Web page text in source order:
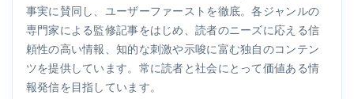
事実に賛同し、ユーザーファーストを徹底。各ジャンルの
専門家による監修記事をはじめ、読者のニーズに応える信
頼性の高い情報、知的な刺激や示唆に富む独自のコンテン
ツを提供しています。常に読者と社会にとって価値ある情
報発信を目指しています。